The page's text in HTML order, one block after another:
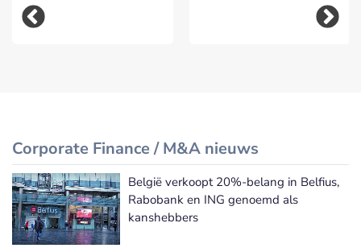
Corporate Finance / M&A nieuws
Meer Corporate Finance / M&A nieuws
België verkoopt 20%-belang in Belfius,
Rabobank en ING genoemd als
kanshebbers